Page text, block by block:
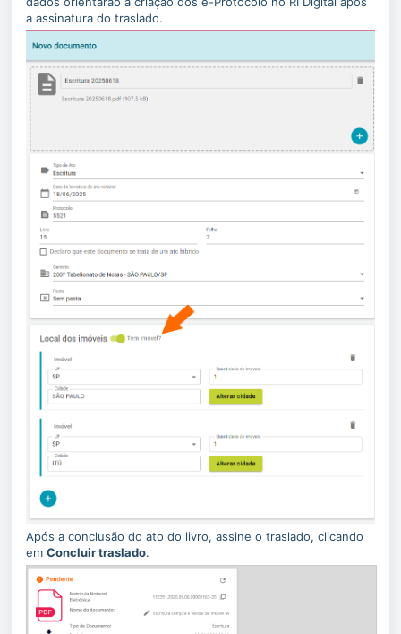
a assinatura do traslado.
Após a conclusão do ato do livro, assine o traslado, clicando
em Concluir traslado.